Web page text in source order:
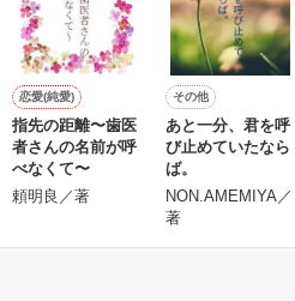
「俺なら　亜恋を
泣かせたりしないのに…」
愛斗はまっすぐ私を見る。
ユウと愛斗の間で
揺れ動く　私は
再び涙恋の魔法にかけられ
恋愛(純愛)
指先の距離〜歯医
者さんの名前が呼
べなくて〜
頼明良／著
その他
あと一分、君を呼
び止めていたなら
ば。
NON.AMEMIYA／
著